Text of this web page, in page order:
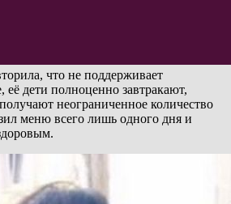
что не поддерживает
её дети полноценно завтракают,
неограниченное количество
меню всего лишь одного дня и